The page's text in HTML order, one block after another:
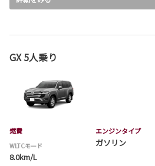
GX 5人乗り
燃費
WLTCモード
8.0km/L
エンジンタイプ
ガソリン